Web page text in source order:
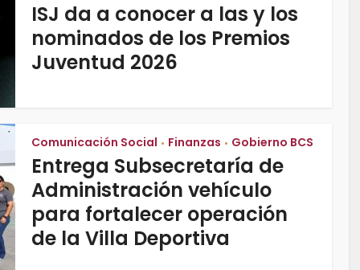
ISJ da a conocer a las y los
nominados de los Premios
Juventud 2026
Comunicación Social • Finanzas • Gobierno BCS
Entrega Subsecretaría de
Administración vehículo
para fortalecer operación
de la Villa Deportiva